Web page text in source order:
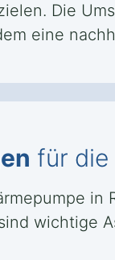
Die
eine
für die
wichtige